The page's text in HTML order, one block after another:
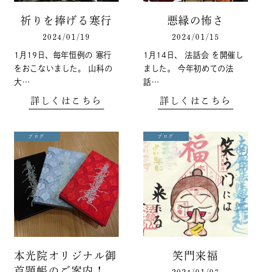
祈りを捧げる寒行
2024/01/19
1月19日、毎年恒例の 寒行
をおこないました。 山科の
大…
詳しくはこちら
悪縁の怖さ
2024/01/15
1月14日、 法話会 を開催し
ました。 今年初めての法
話…
詳しくはこちら
ブログ
本光院オリジナル御
ブログ
笑門来福